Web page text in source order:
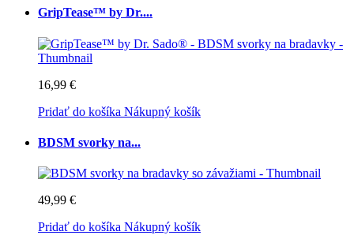
GripTease™ by Dr....
16,99 €
Pridať do košíka Nákupný košík
BDSM svorky na...
49,99 €
Pridať do košíka Nákupný košík